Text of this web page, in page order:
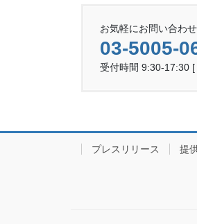
お気軽にお問い合わせ
03-5005-
受付時間 9:30-17:30
プレスリリース 提